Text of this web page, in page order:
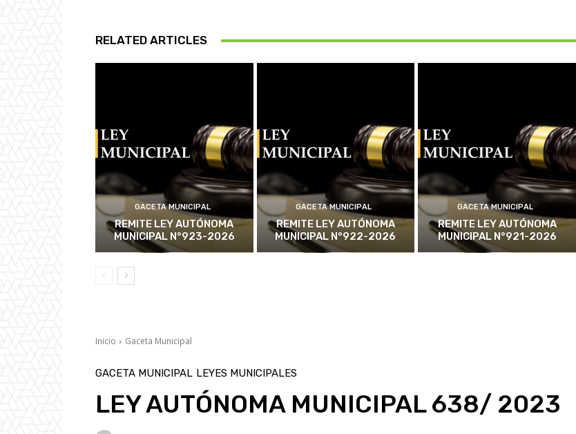
RELATED ARTICLES
GACETA MUNICIPAL
REMITE LEY AUTÓNOMA
MUNICIPAL N°923-2026
GACETA MUNICIPAL
REMITE LEY AUTÓNOMA
MUNICIPAL N°922-2026
GACETA MUNICIPAL
REMITE LEY AUTÓNOMA
MUNICIPAL N°921-2026